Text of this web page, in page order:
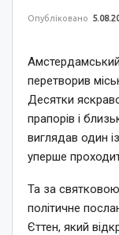
Опубліковано
перетворив
Десятки
прапорів і
виглядав один
уперше
Та за
політичне
Єттен, який